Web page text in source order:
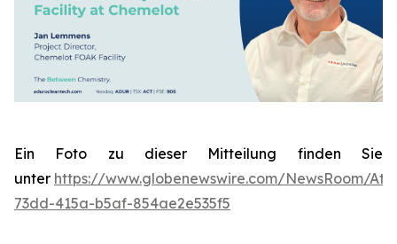
Ein Foto zu dieser Mitteilung finden Sie
unter https://www.globenewswire.com/NewsRoom/
73dd-415a-b5af-854ae2e535f5